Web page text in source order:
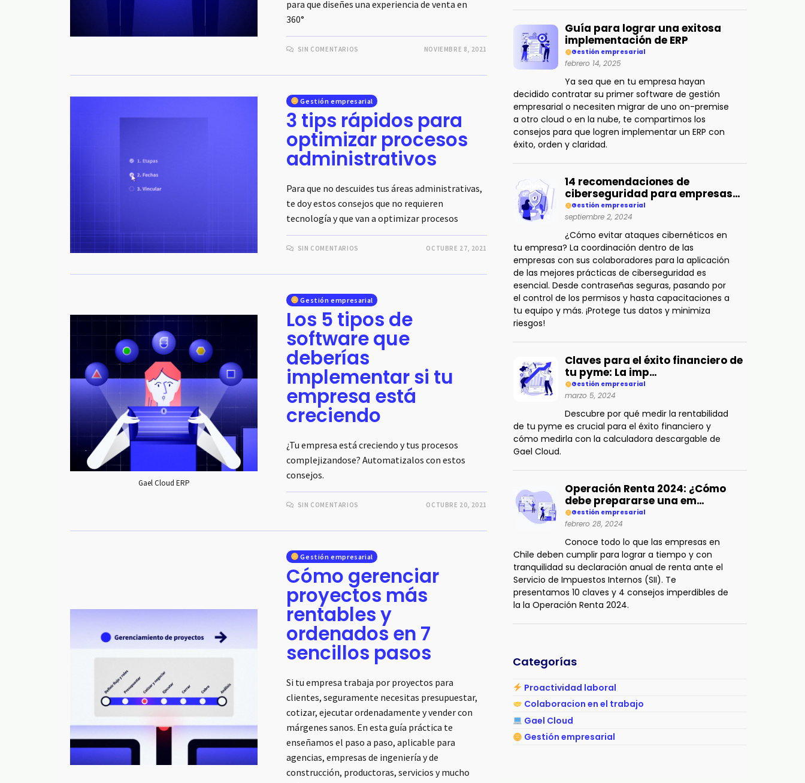
para que diseñes una experiencia de venta en
360°
SIN COMENTARIOS NOVIEMBRE 8, 2021
Gestión empresarial
3 tips rápidos para
optimizar procesos
administrativos
Para que no descuides tus áreas administrativas,
te doy estos consejos que no requieren
tecnología y que van a optimizar procesos
SIN COMENTARIOS OCTUBRE 27, 2021
Gael Cloud ERP
Gestión empresarial
Los 5 tipos de
software que
deberías
implementar si tu
empresa está
creciendo
¿Tu empresa está creciendo y tus procesos
complejizandose? Automatizalos con estos
consejos.
SIN COMENTARIOS OCTUBRE 20, 2021
Gestión empresarial
Cómo gerenciar
proyectos más
rentables y
ordenados en 7
sencillos pasos
Si tu empresa trabaja por proyectos para
clientes, seguramente necesitas presupuestar,
cotizar, ejecutar ordenadamente y vender con
márgenes sanos. En esta guía práctica te
enseñamos el paso a paso, aplicable para
agencias, empresas de ingeniería y de
construcción, productoras, servicios y mucho
Guía para lograr una exitosa
implementación de ERP
Gestión empresarial
febrero 14, 2025
Ya sea que en tu empresa hayan
decidido contratar su primer software de gestión
empresarial o necesiten migrar de uno on-premise
a otro cloud o en la nube, te compartimos los
consejos para que logren implementar un ERP con
éxito, orden y claridad.
14 recomendaciones de
ciberseguridad para empresas…
Gestión empresarial
septiembre 2, 2024
¿Cómo evitar ataques cibernéticos en
tu empresa? La coordinación dentro de las
empresas con sus colaboradores para la aplicación
de las mejores prácticas de ciberseguridad es
esencial. Desde contraseñas seguras, pasando por
el control de los permisos y hasta capacitaciones a
tu equipo y más. ¡Protege tus datos y minimiza
riesgos!
Claves para el éxito financiero de
tu pyme: La imp…
Gestión empresarial
marzo 5, 2024
Descubre por qué medir la rentabilidad
de tu pyme es crucial para el éxito financiero y
cómo medirla con la calculadora descargable de
Gael Cloud.
Operación Renta 2024: ¿Cómo
debe prepararse una em…
Gestión empresarial
febrero 28, 2024
Conoce todo lo que las empresas en
Chile deben cumplir para lograr a tiempo y con
tranquilidad su declaración anual de renta ante el
Servicio de Impuestos Internos (SII). Te
presentamos 10 claves y 4 consejos imperdibles de
la la Operación Renta 2024.
Categorías
Proactividad laboral
Colaboracion en el trabajo
Gael Cloud
Gestión empresarial